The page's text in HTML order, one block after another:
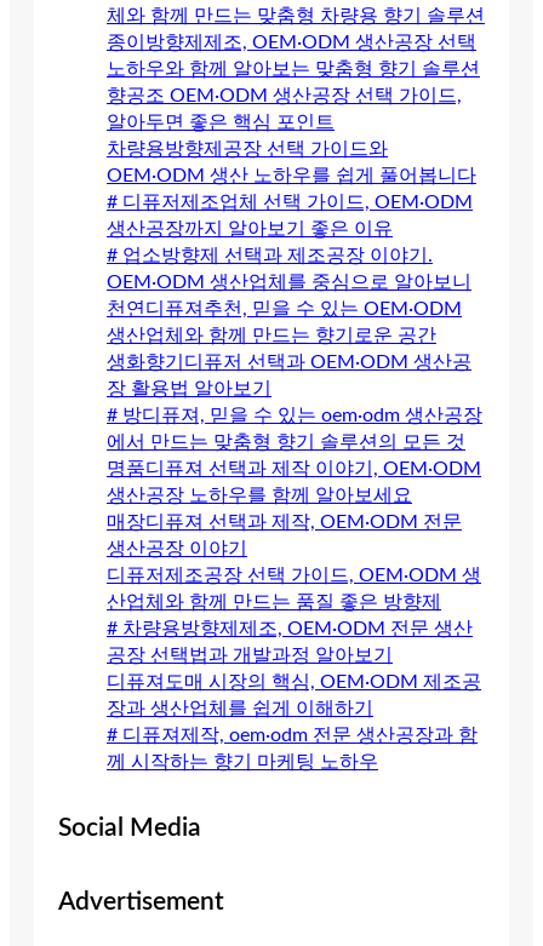
체와 함께 만드는 맞춤형 차량용 향기 솔루션
종이방향제제조, OEM·ODM 생산공장 선택
노하우와 함께 알아보는 맞춤형 향기 솔루션
향공조 OEM·ODM 생산공장 선택 가이드,
알아두면 좋은 핵심 포인트
차량용방향제공장 선택 가이드와
OEM·ODM 생산 노하우를 쉽게 풀어봅니다
# 디퓨저제조업체 선택 가이드, OEM·ODM
생산공장까지 알아보기 좋은 이유
# 업소방향제 선택과 제조공장 이야기.
OEM·ODM 생산업체를 중심으로 알아보니
천연디퓨져추천, 믿을 수 있는 OEM·ODM
생산업체와 함께 만드는 향기로운 공간
생화향기디퓨저 선택과 OEM·ODM 생산공
장 활용법 알아보기
# 방디퓨져, 믿을 수 있는 oem·odm 생산공장
에서 만드는 맞춤형 향기 솔루션의 모든 것
명품디퓨져 선택과 제작 이야기, OEM·ODM
생산공장 노하우를 함께 알아보세요
매장디퓨져 선택과 제작, OEM·ODM 전문
생산공장 이야기
디퓨저제조공장 선택 가이드, OEM·ODM 생
산업체와 함께 만드는 품질 좋은 방향제
# 차량용방향제제조, OEM·ODM 전문 생산
공장 선택법과 개발과정 알아보기
디퓨져도매 시장의 핵심, OEM·ODM 제조공
장과 생산업체를 쉽게 이해하기
# 디퓨져제작, oem·odm 전문 생산공장과 함
께 시작하는 향기 마케팅 노하우
Social Media
Advertisement